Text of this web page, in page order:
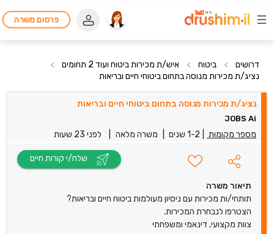
פרסום משרה
דרושים > ביטוח > איש/ת מכירות ביטוח ועוד 2 תחומים
>
נציג/ת מכירות מנוסה בתחום ביטוחי חיים ובריאות
נציג/ת מכירות מנוסה בתחום ביטוחי חיים ובריאות
JOBS Ai
מספר מקומות 1-2 שנים משרה מלאה לפני 23 שעות
תיאור משרה
תותחי/ות מכירות עם ניסיון מעולמות ביטוח חיים ובריאות?
הצטרפו לנבחרת המכירות.
צוות מקצועי, דינאמי ומשפחתי